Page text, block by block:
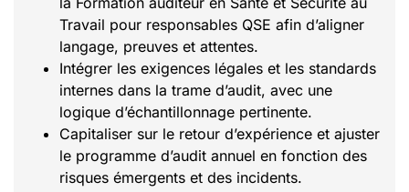
Travail pour responsables QSE afin d’aligner
langage, preuves et attentes.
Intégrer les exigences légales et les standards
internes dans la trame d’audit, avec une
logique d’échantillonnage pertinente.
Capitaliser sur le retour d’expérience et ajuster
le programme d’audit annuel en fonction des
risques émergents et des incidents.